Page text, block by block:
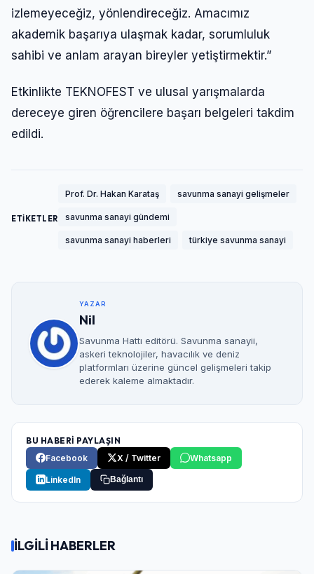
izlemeyeceğiz, yönlendireceğiz. Amacımız
akademik başarıya ulaşmak kadar, sorumluluk
sahibi ve anlam arayan bireyler yetiştirmektir.”
Etkinlikte TEKNOFEST ve ulusal yarışmalarda
dereceye giren öğrencilere başarı belgeleri takdim
edildi.
ETİKETLER
Prof. Dr. Hakan Karataş savunma sanayi gelişmeler
savunma sanayi gündemi
savunma sanayi haberleri türkiye savunma sanayi
YAZAR
Nil
Savunma Hattı editörü. Savunma sanayii,
askeri teknolojiler, havacılık ve deniz
platformları üzerine güncel gelişmeleri takip
ederek kaleme almaktadır.
BU HABERİ PAYLAŞIN
Facebook
X / Twitter Whatsapp
LinkedIn Bağlantı
İLGİLİ HABERLER